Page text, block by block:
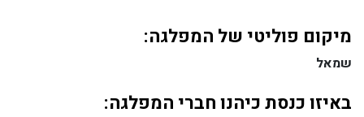
מיקום פוליטי של המפלגה:
שמאל
באיזו כנסת כיהנו חברי המפלגה: